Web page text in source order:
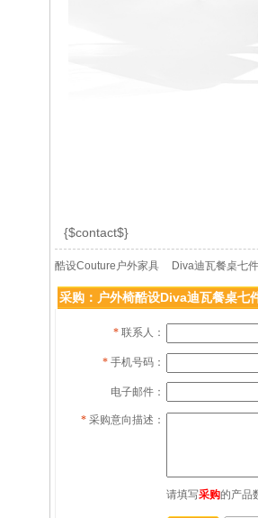
{$contact$}
酷设Couture户外家具 Diva迪瓦餐桌七
采购：户外椅酷设Diva迪瓦餐桌七
* 联系人：
* 手机号码：
电子邮件：
* 采购意向描述：
请填写采购的产品